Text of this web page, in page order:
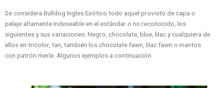
Se considera Bulldog Ingles Exótico todo aquel provisto de capa o
pelaje altamente indeseable en el estándar o no reconocido, los
siguientes y sus variaciones. Negro, chocolate, blue, lilac y cualquiera de
ellos en tricolor, tan, también los chocolate fawn, lilac fawn o mantos
con patrón merle. Algunos ejemplos a continuación.